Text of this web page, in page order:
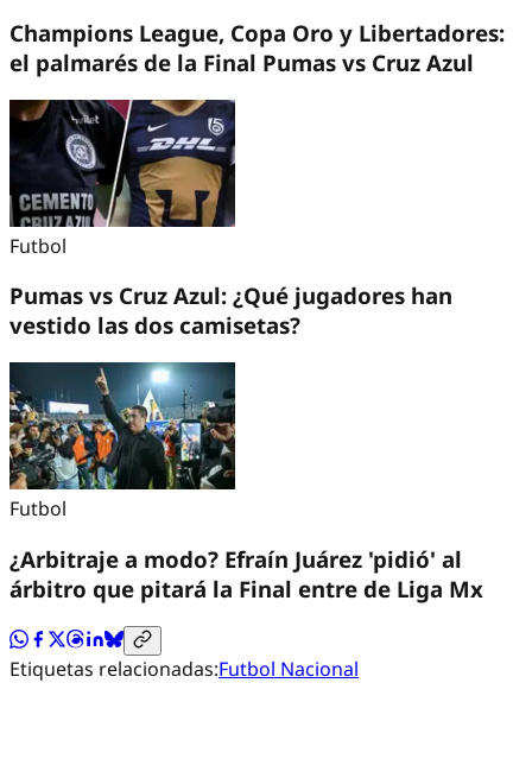
Champions League, Copa Oro y Libertadores:
el palmarés de la Final Pumas vs Cruz Azul
Futbol
Pumas vs Cruz Azul: ¿Qué jugadores han
vestido las dos camisetas?
Futbol
¿Arbitraje a modo? Efraín Juárez 'pidió' al
árbitro que pitará la Final entre de Liga Mx
Etiquetas relacionadas:Futbol Nacional